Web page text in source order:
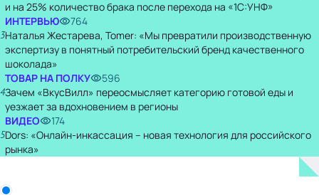
и на 25% количество брака после перехода на «1С:УНФ»
3
ИНТЕРВЬЮ
764
Наталья Жестарева, Tomer: «Мы превратили производственную
экспертизу в понятный потребительский бренд качественного
шоколада»
4
ТОВАР НА ПОЛКУ
596
Зачем «ВкусВилл» переосмысляет категорию готовой еды и
уезжает за вдохновением в регионы
5
ВИДЕО
174
Dors: «Онлайн-инкассация – новая технология для российского
рынка»